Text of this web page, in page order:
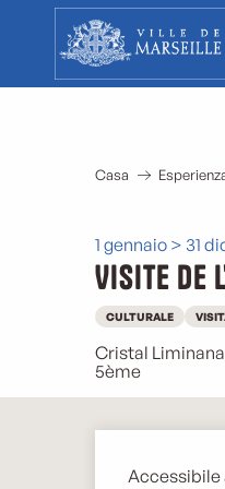
contenu
principal
Casa
1 gennaio > 31
Visite de
CULTURALE
Cristal Liminana
5ème
Accessibile